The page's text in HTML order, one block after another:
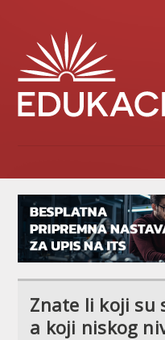
Znate li koji su
a koji niskog